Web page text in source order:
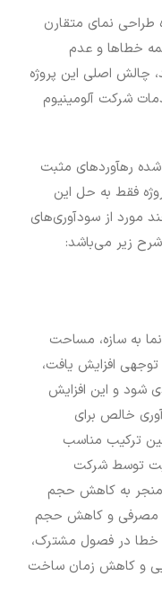
طراحی نمای متقارن
خطاها و عدم
چالش اصلی این پروژه
شرکت آلومینیوم
رهآوردهای مثبت
فقط به حل این
مورد از سودآوری‌های
شرح زیر می‌باشد:
به سازه، مساحت
افزایش یافت،
شود و این افزایش
خالص برای
ترکیب مناسب
توسط شرکت
منجر به کاهش حجم
مصرفی و کاهش حجم
خطا در فصول مشترک،
و کاهش زمان ساخت